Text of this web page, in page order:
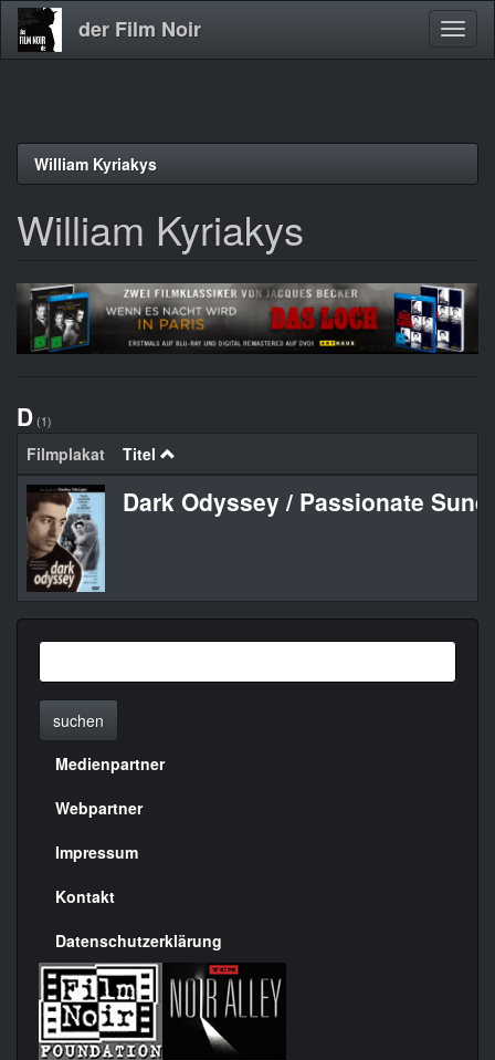
Direkt
der Film Noir
William Kyriakys
William Kyriakys
D (1)
Filmplakat Titel
Dark Odyssey / Passionate
suchen
Menülinks
rechte
Seite
Medienpartner
Webpartner
Impressum
Kontakt
Datenschutzerklärung